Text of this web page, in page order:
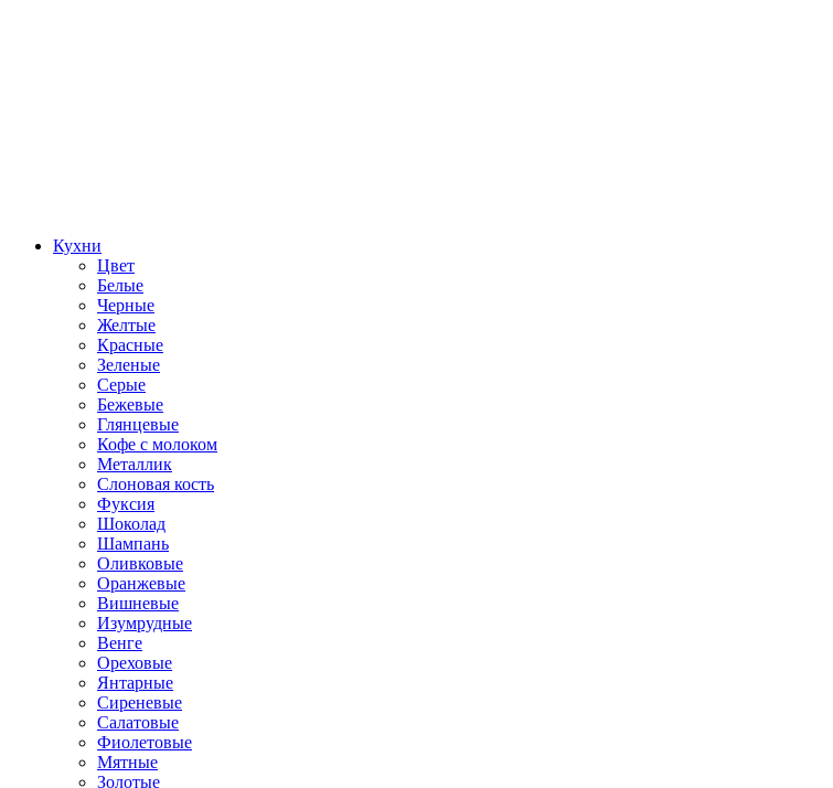
Кухни
Цвет
Белые
Черные
Желтые
Красные
Зеленые
Серые
Бежевые
Глянцевые
Кофе с молоком
Металлик
Слоновая кость
Фуксия
Шоколад
Шампань
Оливковые
Оранжевые
Вишневые
Изумрудные
Венге
Ореховые
Янтарные
Сиреневые
Салатовые
Фиолетовые
Мятные
Золотые